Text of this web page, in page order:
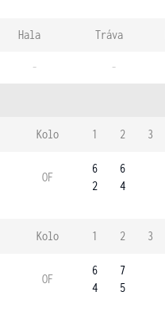
Hala Tráva
- -
Kolo 1 2 3
OF
6
2
6
4
Kolo 1 2 3
OF
6
4
7
5